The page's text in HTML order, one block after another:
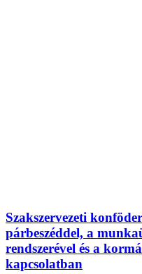
Szakszervezeti
párbeszéddel, a
rendszerével és a
kapcsolatban